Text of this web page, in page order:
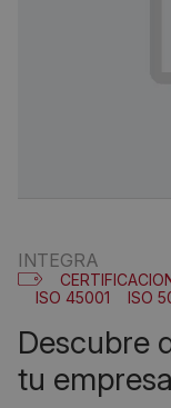
INTEGRA
ISO 45001
ISO
descubre qué norma iso necesita
tu empresa